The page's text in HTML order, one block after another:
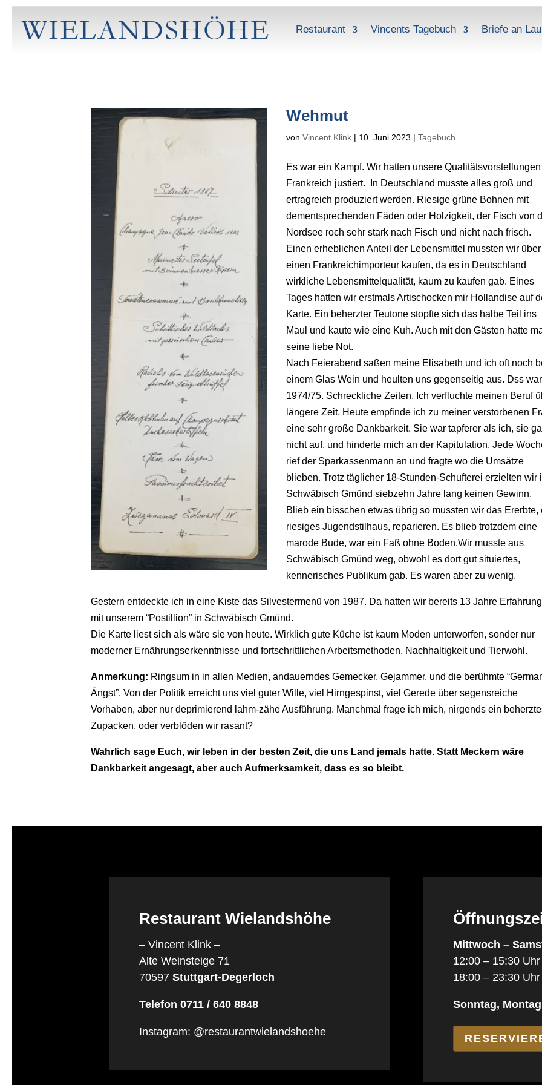
Restaurant Vincents Tagebuch Briefe an
Wehmut
von Vincent Klink| 10. Juni 2023 | Tagebuch
Es war ein Kampf. Wir hatten unsere Qualitätsvorstellungen
Frankreich justiert. In Deutschland musste alles groß und
ertragreich produziert werden. Riesige grüne Bohnen mit
dementsprechenden Fäden oder Holzigkeit, der Fisch von
Nordsee roch sehr stark nach Fisch und nicht nach frisch.
Einen erheblichen Anteil der Lebensmittel mussten wir über
einen Frankreichimporteur kaufen, da es in Deutschland
wirkliche Lebensmittelqualität, kaum zu kaufen gab. Eines
Tages hatten wir erstmals Artischocken mir Hollandise auf
Karte. Ein beherzter Teutone stopfte sich das halbe Teil ins
Maul und kaute wie eine Kuh. Auch mit den Gästen hatte
seine liebe Not.
Nach Feierabend saßen meine Elisabeth und ich oft noch
einem Glas Wein und heulten uns gegenseitig aus. Dss war
1974/75. Schreckliche Zeiten. Ich verfluchte meinen Beruf
längere Zeit. Heute empfinde ich zu meiner verstorbenen
eine sehr große Dankbarkeit. Sie war tapferer als ich, sie
nicht auf, und hinderte mich an der Kapitulation. Jede
rief der Sparkassenmann an und fragte wo die Umsätze
blieben. Trotz täglicher 18-Stunden-Schufterei erzielten wir
Schwäbisch Gmünd siebzehn Jahre lang keinen Gewinn.
Blieb ein bisschen etwas übrig so mussten wir das Ererbte,
riesiges Jugendstilhaus, reparieren. Es blieb trotzdem eine
marode Bude, war ein Faß ohne Boden.Wir musste aus
Schwäbisch Gmünd weg, obwohl es dort gut situiertes,
kennerisches Publikum gab. Es waren aber zu wenig.
Gestern entdeckte ich in eine Kiste das Silvestermenü von 1987. Da hatten wir bereits 13 Jahre Erfahrung
mit unserem “Postillion” in Schwäbisch Gmünd.
Die Karte liest sich als wäre sie von heute. Wirklich gute Küche ist kaum Moden unterworfen, sonder nur
moderner Ernährungserkenntnisse und fortschrittlichen Arbeitsmethoden, Nachhaltigkeit und Tierwohl.
Anmerkung: Ringsum in in allen Medien, andauerndes Gemecker, Gejammer, und die berühmte
Ängst”. Von der Politik erreicht uns viel guter Wille, viel Hirngespinst, viel Gerede über segensreiche
Vorhaben, aber nur deprimierend lahm-zähe Ausführung. Manchmal frage ich mich, nirgends ein
Zupacken, oder verblöden wir rasant?
Wahrlich sage Euch, wir leben in der besten Zeit, die uns Land jemals hatte. Statt Meckern wäre
Dankbarkeit angesagt, aber auch Aufmerksamkeit, dass es so bleibt.
Restaurant Wielandshöhe
– Vincent Klink –
Alte Weinsteige 71
70597Stuttgart-Degerloch
Telefon 0711 / 640 8848
Instagram: @restaurantwielandshoehe
Mittwoch –
12:00 – 15:30 Uhr
18:00 – 23:30 Uhr
Sonntag,